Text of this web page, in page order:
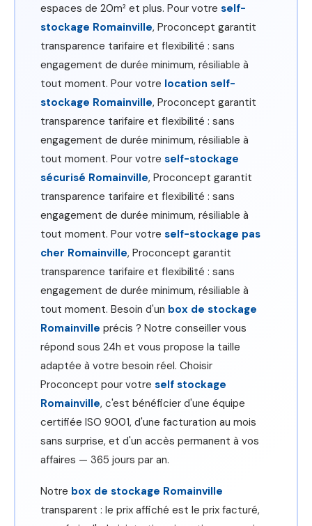
espaces de 20m² et plus. Pour votre self-
stockage Romainville, Proconcept garantit
transparence tarifaire et flexibilité : sans
engagement de durée minimum, résiliable à
tout moment. Pour votre location self-
stockage Romainville, Proconcept garantit
transparence tarifaire et flexibilité : sans
engagement de durée minimum, résiliable à
tout moment. Pour votre self-stockage
sécurisé Romainville, Proconcept garantit
transparence tarifaire et flexibilité : sans
engagement de durée minimum, résiliable à
tout moment. Pour votre self-stockage pas
cher Romainville, Proconcept garantit
transparence tarifaire et flexibilité : sans
engagement de durée minimum, résiliable à
tout moment. Besoin d'un box de stockage
Romainville précis ? Notre conseiller vous
répond sous 24h et vous propose la taille
adaptée à votre besoin réel. Choisir
Proconcept pour votre self stockage
Romainville, c'est bénéficier d'une équipe
certifiée ISO 9001, d'une facturation au mois
sans surprise, et d'un accès permanent à vos
affaires — 365 jours par an.
Notre box de stockage Romainville
transparent : le prix affiché est le prix facturé,